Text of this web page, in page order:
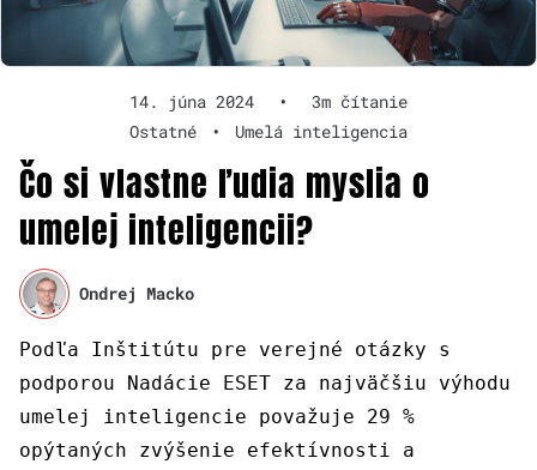
14. júna 2024 •
3m čítanie
Ostatné
• Umelá inteligencia
Čo si vlastne ľudia myslia o
umelej inteligencii?
Ondrej Macko
Podľa Inštitútu pre verejné otázky s
podporou Nadácie ESET za najväčšiu výhodu
umelej inteligencie považuje 29 %
opýtaných zvýšenie efektívnosti a